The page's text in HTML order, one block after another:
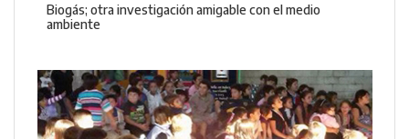
Biogás; otra investigación amigable con el medio
ambiente